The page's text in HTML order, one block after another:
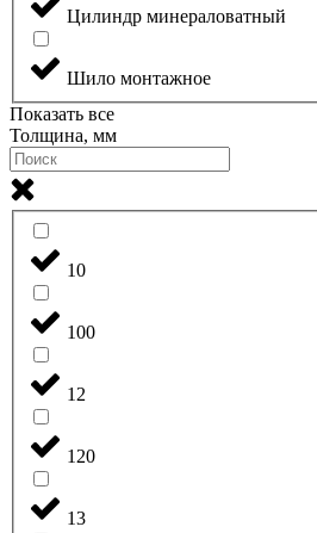
Цилиндр минераловатный
Шило монтажное
Показать все
Толщина, мм
10
100
12
120
13